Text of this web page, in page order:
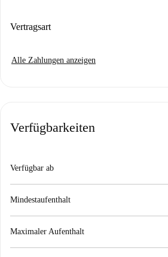
Vertragsart
Alle Zahlungen anzeigen
Verfügbarkeiten
Verfügbar ab
Mindestaufenthalt
Maximaler Aufenthalt